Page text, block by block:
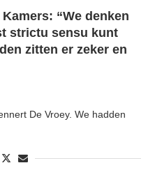
“We denken
strictu sensu kunt
zitten er zeker en
De Vroey. We hadden